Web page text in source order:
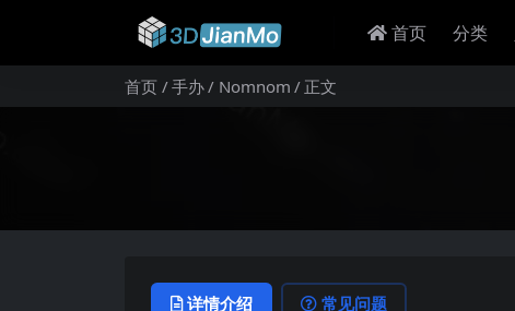
首页 分类
首页 手办 Nomnom 正文
详情介绍 常见问题